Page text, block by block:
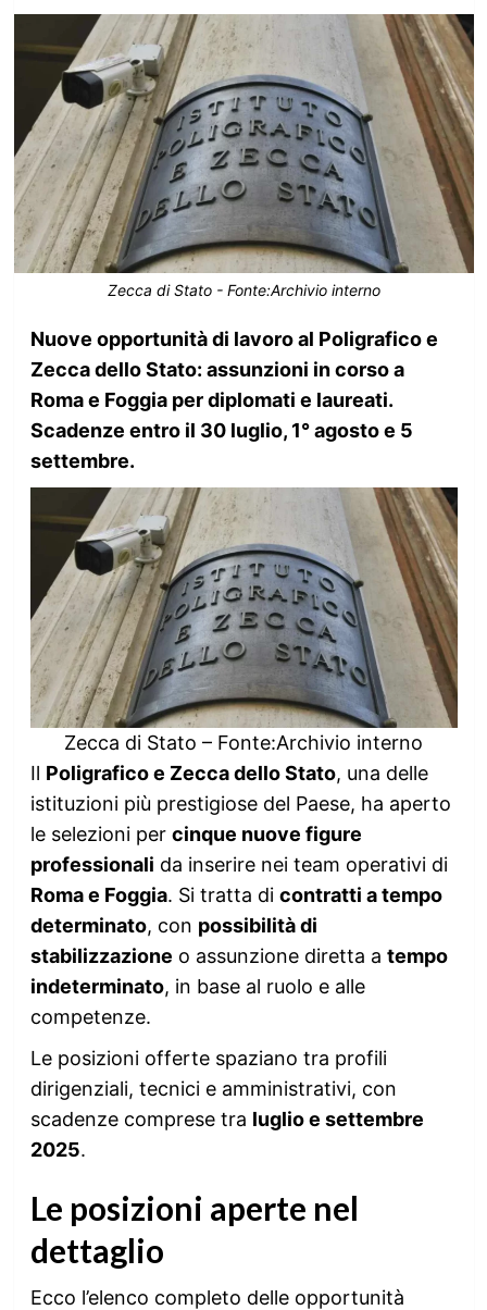
Zecca di Stato - Fonte:Archivio interno
Nuove opportunità di lavoro al Poligrafico e
Zecca dello Stato: assunzioni in corso a
Roma e Foggia per diplomati e laureati.
Scadenze entro il 30 luglio, 1° agosto e 5
settembre.
Zecca di Stato – Fonte:Archivio interno
Il Poligrafico e Zecca dello Stato, una delle
istituzioni più prestigiose del Paese, ha aperto
le selezioni per cinque nuove figure
professionali da inserire nei team operativi di
Roma e Foggia. Si tratta di contratti a tempo
determinato, con possibilità di
stabilizzazione o assunzione diretta a tempo
indeterminato, in base al ruolo e alle
competenze.
Le posizioni offerte spaziano tra profili
dirigenziali, tecnici e amministrativi, con
scadenze comprese tra luglio e settembre
2025.
Le posizioni aperte nel
dettaglio
Ecco l’elenco completo delle opportunità